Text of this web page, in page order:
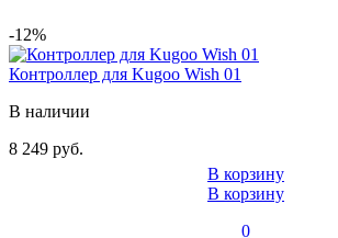
-12%
Контроллер для Kugoo Wish 01
В наличии
8 249 руб.
В корзину
В корзину
0